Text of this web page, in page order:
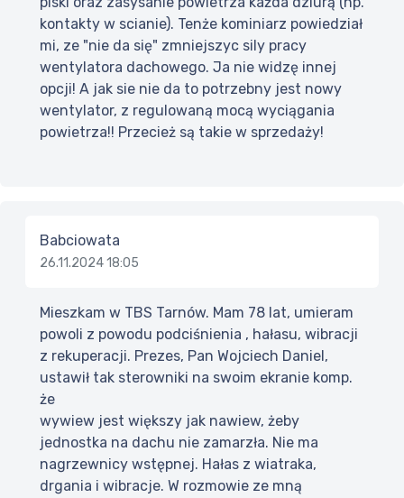
kontakty w scianie). Tenże kominiarz powiedział
mi, ze "nie da się" zmniejszyc sily pracy
wentylatora dachowego. Ja nie widzę innej
opcji! A jak sie nie da to potrzebny jest nowy
wentylator, z regulowaną mocą wyciągania
powietrza!! Przecież są takie w sprzedaży!
Babciowata
26.11.2024 18:05
Mieszkam w TBS Tarnów. Mam 78 lat, umieram
powoli z powodu podciśnienia , hałasu, wibracji
z rekuperacji. Prezes, Pan Wojciech Daniel,
ustawił tak sterowniki na swoim ekranie komp.
że
wywiew jest większy jak nawiew, żeby
jednostka na dachu nie zamarzła. Nie ma
nagrzewnicy wstępnej. Hałas z wiatraka,
drgania i wibracje. W rozmowie ze mną